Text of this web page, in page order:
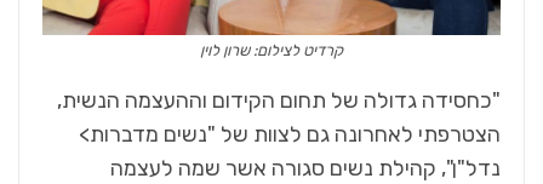
קרדיט לצילום: שרון לוין
"כחסידה גדולה של תחום הקידום וההעצמה הנשית,
הצטרפתי לאחרונה גם לצוות של "נשים מדברות>
נדל"ן", קהילת נשים סגורה אשר שמה לעצמה